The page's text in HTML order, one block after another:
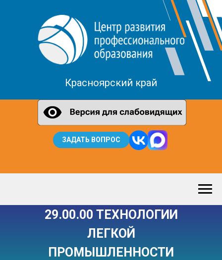
Красноярский край
ЗАДАТЬ ВОПРОС
29.00.00 ТЕХНОЛОГИИ
ЛЕГКОЙ
ПРОМЫШЛЕННОСТИ